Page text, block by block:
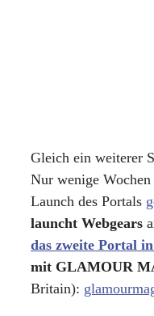
Gleich ein weiterer
Nur wenige
Launch des Portals
launcht Webgears
das zweite Portal
mit GLAMOUR
Britain):